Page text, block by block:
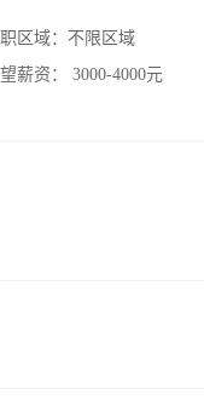
区域： 不限区域
薪资：
3000-4000元